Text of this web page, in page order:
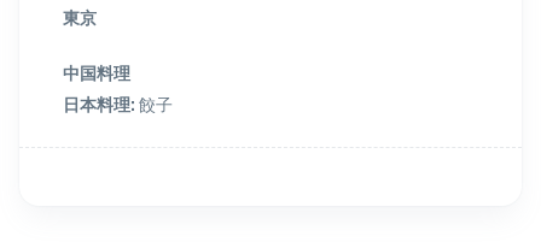
東京
中国料理
日本料理: 餃子